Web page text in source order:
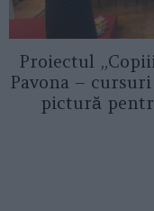
Proiectul
Pavona –
pictură